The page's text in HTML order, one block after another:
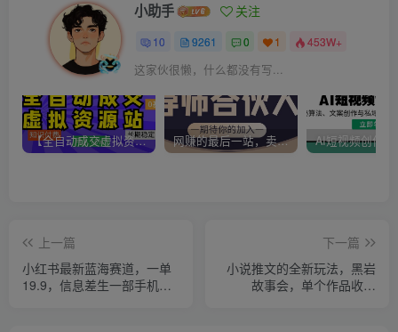
小助手 关注
10 9261 0 1 453W+
这家伙很懒，什么都没有写...
【全自动成交虚拟资源站】站长唯一陪跑项目！月入10W+~长期稳定~ 网赚的最后一站，卖项目！做网赚顶级猎食者~
上一篇
小红书最新蓝海赛道，一单
19.9，信息差生一部手机日
下一篇
小说推文的全新玩法，黑岩
故事会，单个作品收益